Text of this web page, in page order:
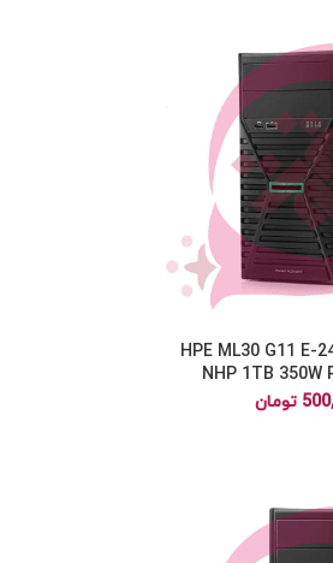
HPE ML30 G11 E-
NHP 1TB 350W
تومان